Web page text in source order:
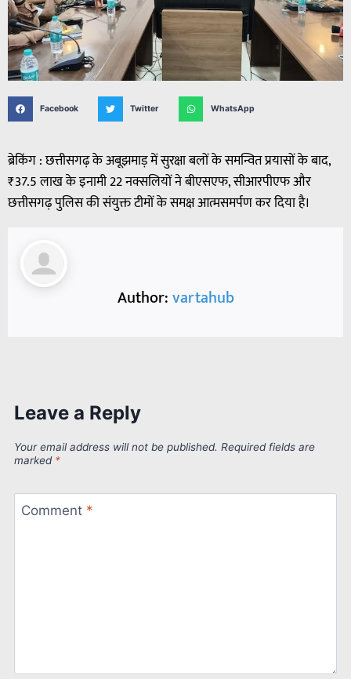
Facebook Twitter WhatsApp
ब्रेकिंग : छत्तीसगढ़ के अबूझमाड़ में सुरक्षा बलों के समन्वित प्रयासों के बाद,
₹37.5 लाख के इनामी 22 नक्सलियों ने बीएसएफ, सीआरपीएफ और
छत्तीसगढ़ पुलिस की संयुक्त टीमों के समक्ष आत्मसमर्पण कर दिया है।
Author:vartahub
Leave a Reply
Your email address will not be published. Required fields are
marked *
Comment *